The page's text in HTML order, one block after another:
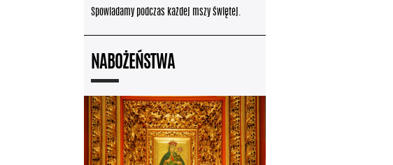
Spowiadamy podczas każdej mszy świętej.
NABOŻEŃSTWA